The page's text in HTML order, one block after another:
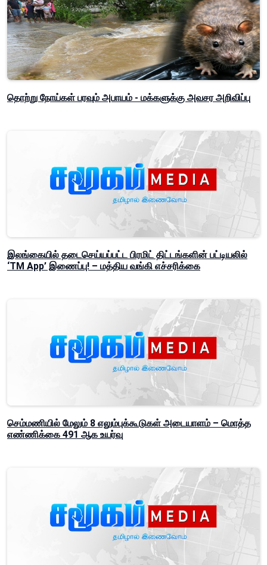
தொற்று நோய்கள் பரவும் அபாயம் - மக்களுக்கு அவசர அறிவிப்பு
இலங்கையில் தடைசெய்யப்பட்ட பிரமிட் திட்டங்களின் பட்டியலில்
‘TM App’ இணைப்பு! – மத்திய வங்கி எச்சரிக்கை
செம்மணியில் மேலும் 8 எலும்புக்கூடுகள் அடையாளம் – மொத்த
எண்ணிக்கை 491 ஆக உயர்வு